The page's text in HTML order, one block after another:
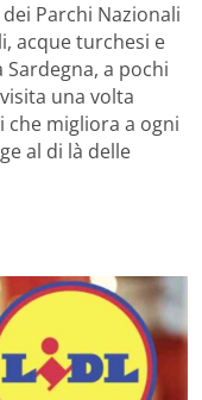
Parchi Nazionali
acque turchesi e
a pochi
una volta
migliora a ogni
al di là delle